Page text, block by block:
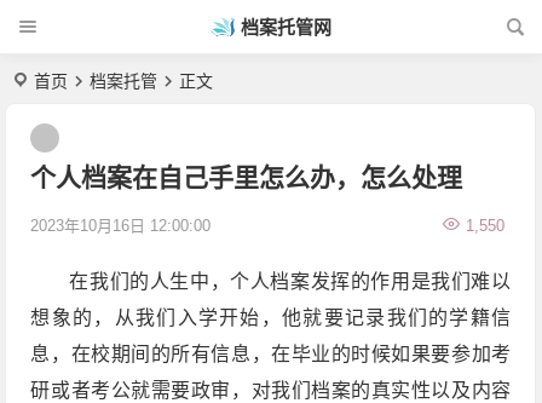
档案托管网
首页 档案托管 正文
个人档案在自己手里怎么办，怎么处理
2023年10月16日 12:00:00 1,550
在我们的人生中，个人档案发挥的作用是我们难以
想象的，从我们入学开始，他就要记录我们的学籍信
息，在校期间的所有信息，在毕业的时候如果要参加考
研或者考公就需要政审，对我们档案的真实性以及内容